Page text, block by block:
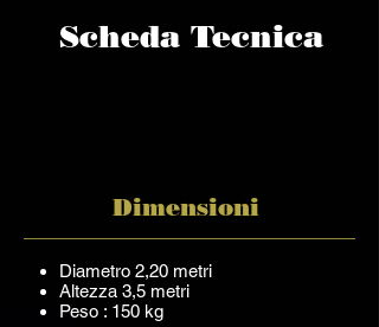
Scheda Tecnica
Dimensioni
Diametro 2,20 metri
Altezza 3,5 metri
Peso : 150 kg